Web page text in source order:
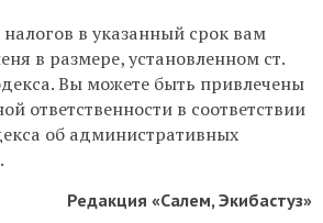
в указанный срок вам
в размере, установленном ст.
Вы можете быть привлечены
ответственности в соответствии
об административных
Редакция «Салем, Экибастуз»